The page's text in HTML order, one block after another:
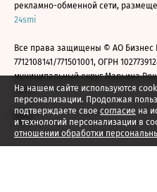
На нашем сайте используются
персонализации. Продолжая
подтверждаете свое согласие на
и технологий персонализации в
отношении обработки
рекламно-обменной сети,
24smi
Все права защищены © АО
7712108141/771501001, ОГРН
муниципальный округ Марьина
2026